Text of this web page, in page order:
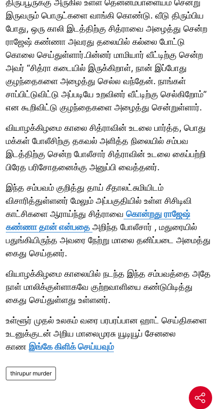
இருவரும் பொருட்களை வாங்கி கொண்டு. வீடு திரும்பிய
போது, ஒரு காலி இடத்திற்கு சித்ராவை அழைத்து சென்ற
ராஜேஷ் கண்ணா அவரது தலையில் கல்லை போட்டு
கொலை செய்துள்ளார்.பின்னர் மாமியார் வீட்டிற்கு சென்ற
அவர் “சித்ரா கடையில் இருக்கிறாள், நான் இப்போது
குழந்தைகளை அழைத்து செல்ல வந்தேன். நாங்கள்
சாப்பிட்டுவிட்டு அப்படியே உறவினர் வீட்டிற்கு செல்கிறோம்”
என கூறிவிட்டு குழந்தைகளை அழைத்து சென்றுள்ளார்.
வியாழக்கிழமை காலை சித்ராவின் உடலை பார்த்த, பொது
மக்கள் போலீசிற்கு தகவல் அளித்த நிலையில் சம்பவ
இடத்திற்கு சென்ற போலீசார் சித்ராவின் உடலை கைப்பற்றி
பிரேத பரிசோதனைக்கு அனுப்பி வைத்தனர்.
இந்த சம்பவம் குறித்து தாய் சீதாலட்சுமியிடம்
விசாரித்துள்ளனர் மேலும் அப்பகுதியில் உள்ள சிசிடிவி
காட்சிகளை ஆராய்ந்து சித்ராவை கொன்றது ராஜேஷ்
கண்ணா தான் என்பதை அறிந்த போலீசார் , மதுரையில்
பதுங்கியிருந்த அவரை நேற்று மாலை தனிப்படை அமைத்து
கைது செய்தனர்.
வியாழக்கிழமை காலையில் நடந்த இந்த சம்பவத்தை அதே
நாள் மாலிக்குள்ளாகவே குற்றவாளியை கண்டுபிடித்து
கைது செய்துள்ளது உள்ளனர்.
உள்ளூர் முதல் உலகம் வரை பரபரப்பான ஹாட் செய்திகளை
உடனுக்குடன் அறிய மாலைமுரசு யூடியூப் சேனலை
காண இங்கே கிளிக் செய்யவும்
thirupur murder